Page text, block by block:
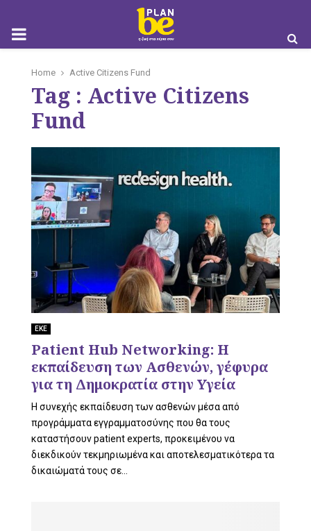
M
Home Active Citizens Fund
Tag : Active Citizens
Fund
ΕΚΕ
Patient Hub Networking: Η
εκπαίδευση των Ασθενών, γέφυρα
για τη Δημοκρατία στην Υγεία
Η συνεχής εκπαίδευση των ασθενών μέσα από
προγράμματα εγγραμματοσύνης που θα τους
καταστήσουν patient experts, προκειμένου να
διεκδικούν τεκμηριωμένα και αποτελεσματικότερα τα
δικαιώματά τους σε...